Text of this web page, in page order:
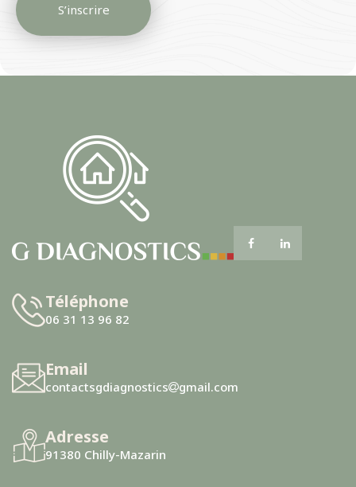
S’inscrire
Téléphone
06 31 13 96 82
Email
contactsgdiagnostics gmail.com
Adresse
91380 Chilly-Mazarin